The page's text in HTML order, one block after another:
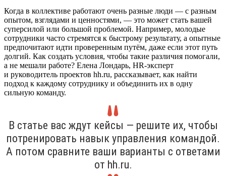
Когда в коллективе работают очень разные люди — с разным
опытом, взглядами и ценностями, — это может стать вашей
суперсилой или большой проблемой. Например, молодые
сотрудники часто стремятся к быстрому результату, а опытные
предпочитают идти проверенным путём, даже если этот путь
долгий. Как создать условия, чтобы такие различия помогали,
а не мешали работе? Елена Лондарь, HR-эксперт
и руководитель проектов hh.ru, рассказывает, как найти
подход к каждому сотруднику и объединить их в одну
сильную команду.
В статье вас ждут кейсы — решите их, чтобы
потренировать навык управления командой.
А потом сравните ваши варианты с ответами
от hh.ru.